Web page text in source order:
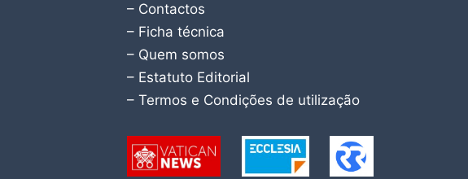
– Contactos
– Ficha técnica
– Quem somos
– Estatuto Editorial
– Termos e Condições de utilização